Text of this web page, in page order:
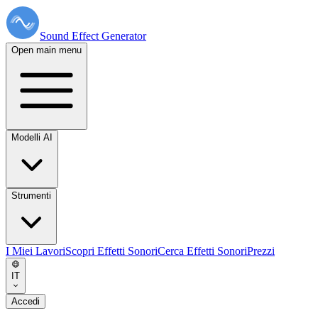
Sound Effect Generator
Open main menu
Modelli AI
Strumenti
I Miei LavoriScopri Effetti SonoriCerca Effetti SonoriPrezzi
IT
Accedi